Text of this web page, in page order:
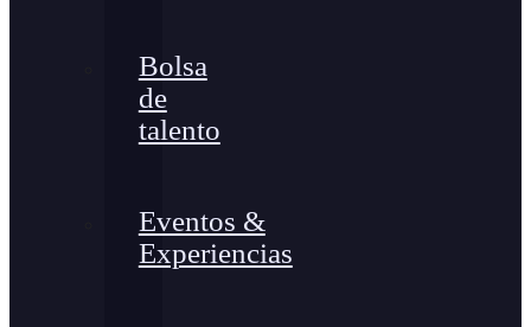
Bolsa
de
talento
Eventos &
Experiencias